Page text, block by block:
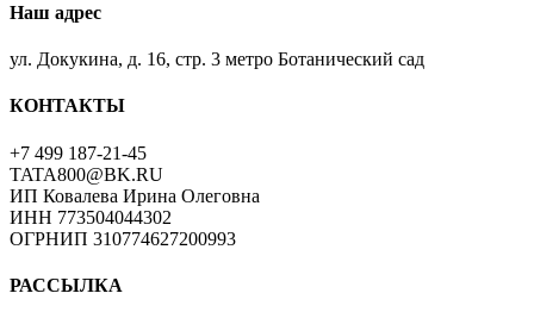
Наш адрес
ул. Докукина, д. 16, стр. 3 метро Ботанический сад
КОНТАКТЫ
+7 499 187-21-45
TATA800@BK.RU
ИП Ковалева Ирина Олеговна
ИНН 773504044302
ОГРНИП 310774627200993
РАССЫЛКА